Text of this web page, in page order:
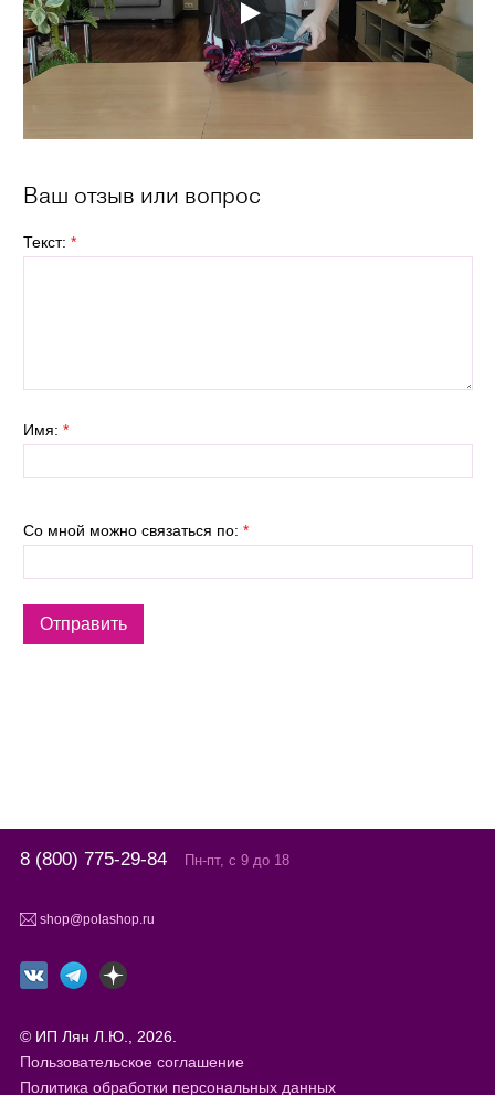
Ваш отзыв или вопрос
Текст: *
Имя: *
Со мной можно связаться по: *
8 (800) 775-29-84 Пн-пт, с 9 до 18
shop@polashop.ru
© ИП Лян Л.Ю., 2026.
Пользовательское соглашение
Политика обработки персональных данных